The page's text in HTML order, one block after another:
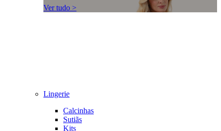
Ver tudo >
Lingerie
Calcinhas
Sutiãs
Kits